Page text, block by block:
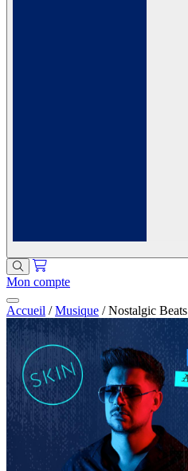
Mon compte
Accueil / Musique / Nostalgic Beats